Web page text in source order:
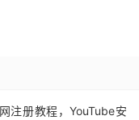
注册教程，YouTube安